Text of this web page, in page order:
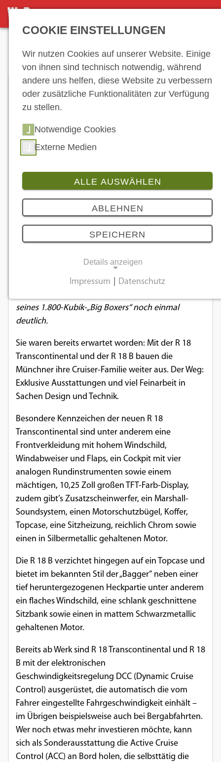
DETAILSEITE
R 18 Transcontinental und R 18 B heißen die
3 Bilder
R 18 Transcontinental und R 18 B:
BMW stockt seine Dickschiff-Flotte auf
30.07.2021
Mit luxuriösen Tourer- und Bagger-Versionen
seines 1.800-Kubik-„Big Boxers“ noch einmal
deutlich.
Sie waren bereits erwartet worden: Mit der R 18
Transcontinental und der R 18 B bauen die
Münchner ihre Cruiser-Familie weiter aus. Der Weg:
Exklusive Ausstattungen und viel Feinarbeit in
Sachen Design und Technik.
Besondere Kennzeichen der neuen R 18
Transcontinental sind unter anderem eine
Frontverkleidung mit hohem Windschild,
Windabweiser und Flaps, ein Cockpit mit vier
analogen Rundinstrumenten sowie einem
mächtigen, 10,25 Zoll großen TFT-Farb-Display,
zudem gibt’s Zusatzscheinwerfer, ein Marshall-
Soundsystem, einen Motorschutzbügel, Koffer,
Topcase, eine Sitzheizung, reichlich Chrom sowie
einen in Silbermetallic gehaltenen Motor.
Die R 18 B verzichtet hingegen auf ein Topcase und
bietet im bekannten Stil der „Bagger“ neben einer
tief heruntergezogenen Heckpartie unter anderem
ein flaches Windschild, eine schlank geschnittene
Sitzbank sowie einen in mattem Schwarzmetallic
gehaltenen Motor.
Bereits ab Werk sind R 18 Transcontinental und R 18
B mit der elektronischen
Geschwindigkeitsregelung DCC (Dynamic Cruise
Control) ausgerüstet, die automatisch die vom
Fahrer eingestellte Fahrgeschwindigkeit einhält –
im Übrigen beispielsweise auch bei Bergabfahrten.
Wer noch etwas mehr investieren möchte, kann
sich als Sonderausstattung die Active Cruise
Control (ACC) an Bord holen, die selbsttätig die
COOKIE EINSTELLUNGEN
Wir nutzen Cookies auf unserer Website. Einige
von ihnen sind technisch notwendig, während
andere uns helfen, diese Website zu verbessern
oder zusätzliche Funktionalitäten zur Verfügung
zu stellen.
Notwendige Cookies
Externe Medien
ALLE AUSWÄHLEN
ABLEHNEN
SPEICHERN
Details anzeigen
Notwendige Cookies ermöglichen
grundlegende Funktionen und sind für die
Name:
Zweck:
Dieser Cookie speichert die ausgewählten
Einverständnis-Optionen des Benutzers
Cookie Laufzeit:
1 Jahr
EXTERNE MEDIEN
Um Inhalte von Videoplattformen und
Social Media Plattformen anzeigen zu
können, werden von diesen externen
Medien Cookies gesetzt.
YouTube
Vimeo
Google Maps
Anbieter:
Google
Impressum Datenschutz